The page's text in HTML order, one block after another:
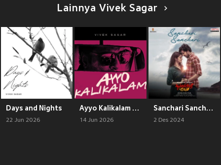
Lainnya Vivek Sagar
Days and Nights
22 Jun 2026
Ayyo Kalikalam (From Illu)
14 Jun 2026
Sanchari Sanchari (From "Sarangapani Jathakam")
2 Des 2024